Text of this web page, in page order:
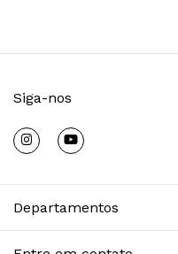
Siga-nos
Departamentos